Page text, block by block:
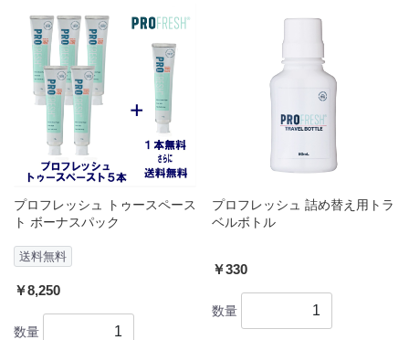
プロフレッシュ トゥースペース
ト ボーナスパック
送料無料
￥8,250
数量
プロフレッシュ 詰め替え用トラ
ベルボトル
￥330
数量